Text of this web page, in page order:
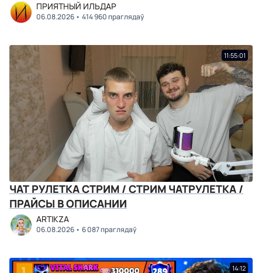
ПРИЯТНЫЙ ИЛЬДАР
06.08.2026 414 960 праглядаў
11:55:01
ЧАТ РУЛЕТКА СТРИМ / СТРИМ ЧАТРУЛЕТКА /
ПРАЙСЫ В ОПИСАНИИ
ARTIKZA
06.08.2026 6 087 праглядаў
14:12